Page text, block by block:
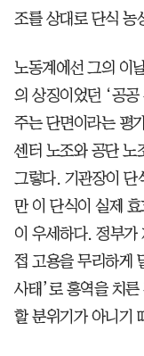
조를 상대로 단식 농
노동계에선 그의 이
의 상징이었던 ‘공
주는 단면이라는 평
센터 노조와 공단 노
그렇다. 기관장이 단
만 이 단식이 실제
이 우세하다. 정부가
접 고용을 무리하게
사태’로 홍역을 치
할 분위기가 아니기